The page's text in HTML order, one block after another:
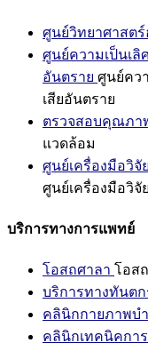
ศูนย์วิทยาศาสตร์
ศูนย์ความเป็นเลิ
อันตราย ศูนย์คว
เสียอันตราย
ตรวจสอบคุณภา
แวดล้อม
ศูนย์เครื่องมือวิจั
ศูนย์เครื่องมือวิจั
บริการทางการแพทย์
โอสถศาลา โอส
บริการทางทันตก
คลินิกกายภาพบ
คลินิกเทคนิคกา